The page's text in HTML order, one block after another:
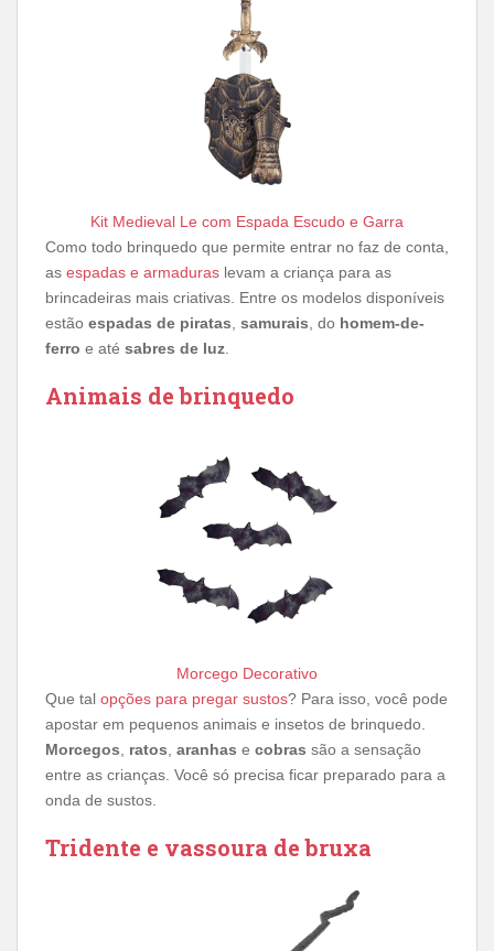
Kit Medieval Le com Espada Escudo e Garra
Como todo brinquedo que permite entrar no faz de conta,
as espadas e armaduras levam a criança para as
brincadeiras mais criativas. Entre os modelos disponíveis
estão espadas de piratas samurais , do homem-de-
ferro e até sabres de luz
Animais de brinquedo
Morcego Decorativo
Que tal opções para pregar sustos? Para isso, você pode
apostar em pequenos animais e insetos de brinquedo.
Morcegos
ratos aranhas e cobras são a sensação
entre as crianças. Você só precisa ficar preparado para a
onda de sustos.
Tridente e vassoura de bruxa